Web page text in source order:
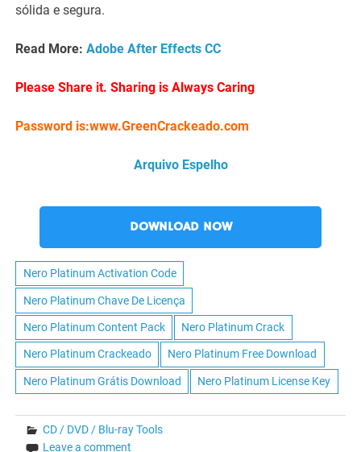
sólida e segura.
Read More:Adobe After Effects CC
Please Share it. Sharing is Always Caring
Password is:www.GreenCrackeado.com
Arquivo Espelho
DOWNLOAD NOW
Nero Platinum Activation Code
Nero Platinum Chave De Licença
Nero Platinum Content Pack Nero Platinum Crack
Nero Platinum Crackeado Nero Platinum Free Download
Nero Platinum Grátis Download Nero Platinum License Key
CD / DVD / Blu-ray Tools
Leave a comment